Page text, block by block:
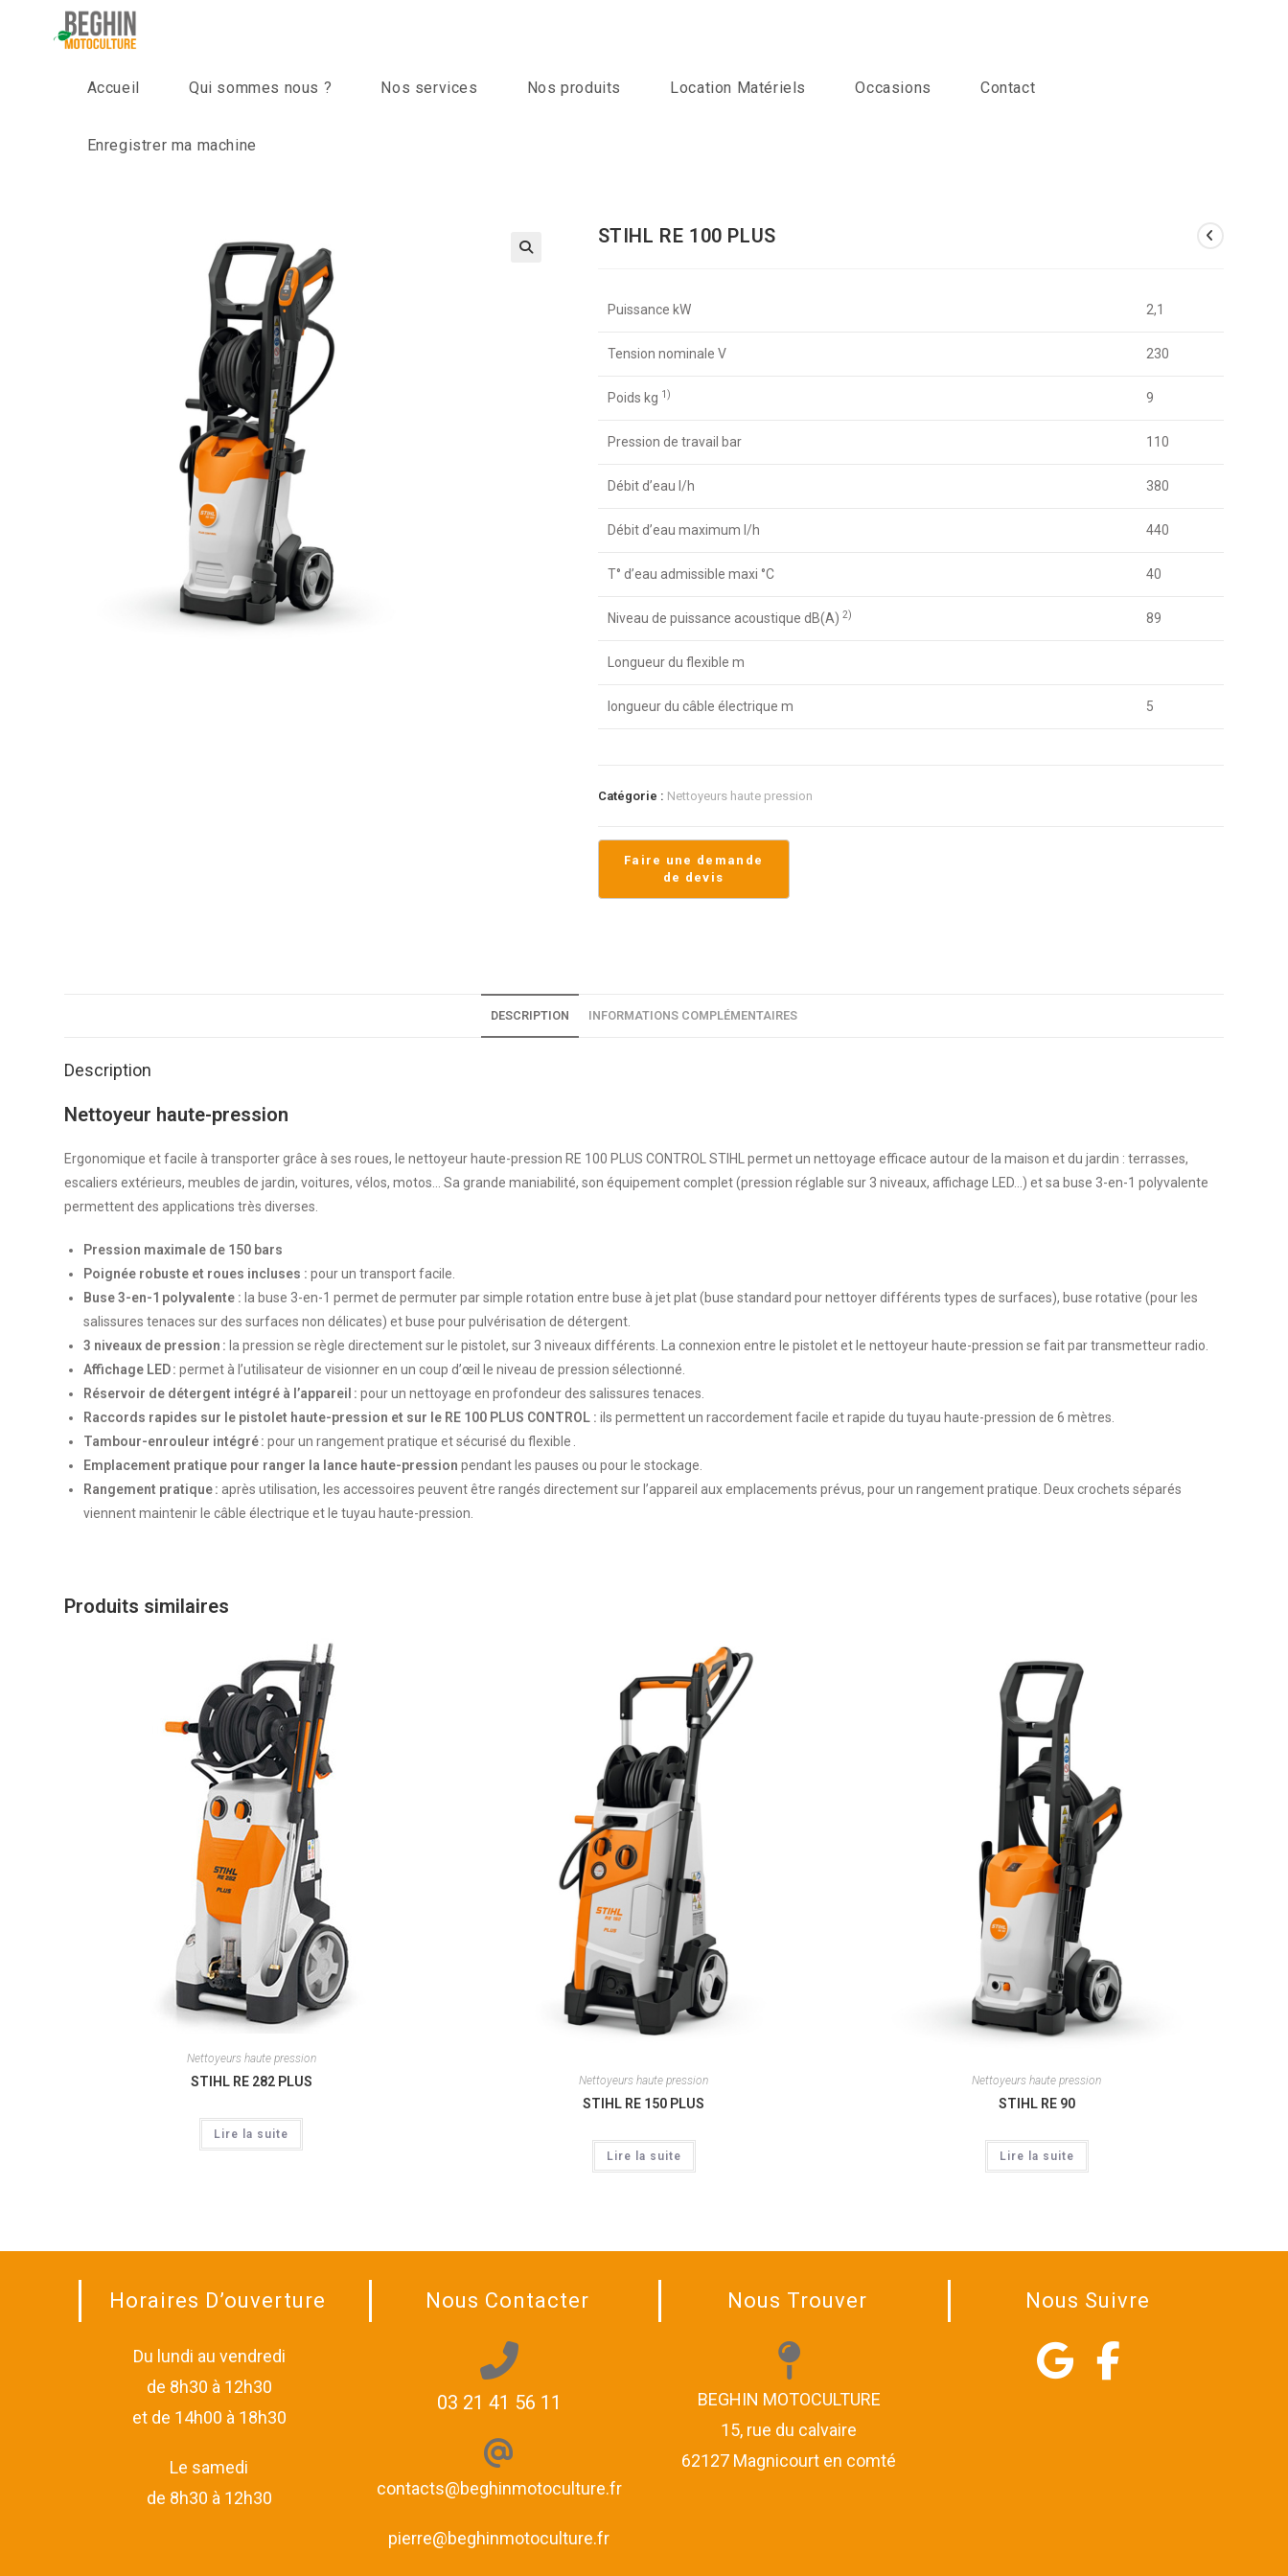
Accueil Qui sommes nous ? Nos services Nos produits Location Matériels Occasions Contact
Enregistrer ma machine
STIHL RE 100 PLUS
Puissance kW 2,1
Tension nominale V 230
Poids kg 1) 9
Pression de travail bar 110
Débit d’eau l/h 380
Débit d’eau maximum l/h 440
T° d’eau admissible maxi °C 40
Niveau de puissance acoustique dB(A) 2) 89
Longueur du flexible m
longueur du câble électrique m 5
Catégorie : Nettoyeurs haute pression
DESCRIPTION INFORMATIONS COMPLÉMENTAIRES
Description
Nettoyeur haute-pression
Ergonomique et facile à transporter grâce à ses roues, le nettoyeur haute-pression RE 100 PLUS CONTROL STIHL permet un nettoyage efficace autour de la maison et du jardin : terrasses,
escaliers extérieurs, meubles de jardin, voitures, vélos, motos… Sa grande maniabilité, son équipement complet (pression réglable sur 3 niveaux, affichage LED…) et sa buse 3-en-1 polyvalente
permettent des applications très diverses.
Pression maximale de 150 bars
Poignée robuste et roues incluses : pour un transport facile.
Buse 3-en-1 polyvalente : la buse 3-en-1 permet de permuter par simple rotation entre buse à jet plat (buse standard pour nettoyer différents types de surfaces), buse rotative (pour les
salissures tenaces sur des surfaces non délicates) et buse pour pulvérisation de détergent.
3 niveaux de pression : la pression se règle directement sur le pistolet, sur 3 niveaux différents. La connexion entre le pistolet et le nettoyeur haute-pression se fait par transmetteur radio.
Affichage LED :permet à l’utilisateur de visionner en un coup d’œil le niveau de pression sélectionné.
Réservoir de détergent intégré à l’appareil :pour un nettoyage en profondeur des salissures tenaces.
Raccords rapides sur le pistolet haute-pression et sur le RE 100 PLUS CONTROL :ils permettent un raccordement facile et rapide du tuyau haute-pression de 6 mètres.
Tambour-enrouleur intégré : pour un rangement pratique et sécurisé du flexible .
Emplacement pratique pour ranger la lance haute-pression pendant les pauses ou pour le stockage.
Rangement pratique : après utilisation, les accessoires peuvent être rangés directement sur l’appareil aux emplacements prévus, pour un rangement pratique. Deux crochets séparés
viennent maintenir le câble électrique et le tuyau haute-pression.
Produits similaires
Nettoyeurs haute pression
STIHL RE 282 PLUS
Lire la suite
Nettoyeurs haute pression
STIHL RE 150 PLUS
Lire la suite
Nettoyeurs haute pression
STIHL RE 90
Lire la suite
Horaires D’ouverture
Du lundi au vendredi
de 8h30 à 12h30
et de 14h00 à 18h30
Le samedi
de 8h30 à 12h30
Nous Contacter
03 21 41 56 11
contacts@beghinmotoculture.fr
pierre@beghinmotoculture.fr
Nous Trouver
BEGHIN MOTOCULTURE
15, rue du calvaire
62127 Magnicourt en comté
Nous Suivre